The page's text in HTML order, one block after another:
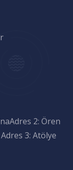
Adres 3: Atölye – Milas Sanayi Sitesi